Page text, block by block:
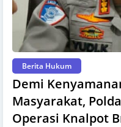
Berita Hukum
Demi
Masyarakat,
Operasi Knalpot